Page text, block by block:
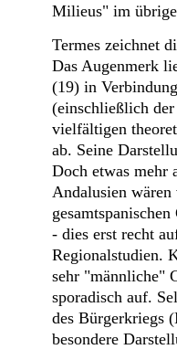
Milieus" im
Termes zeichnet
Das Augenmerk
(19) in
(einschließlich
vielfältigen
ab. Seine
Doch etwas mehr
Andalusien
- dies erst recht
Regionalstudien.
sehr "männliche"
sporadisch auf.
des Bürgerkriegs
besondere